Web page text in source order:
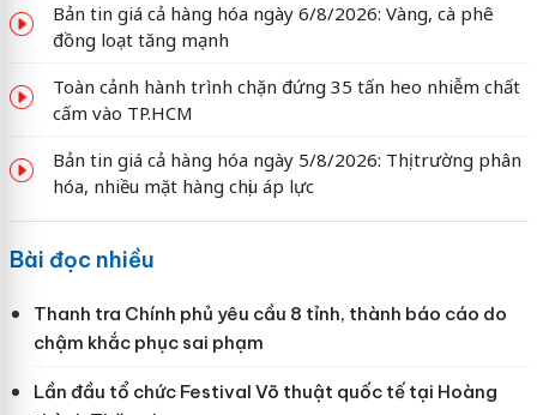
Bản tin giá cả hàng hóa ngày 6/8/2026: Vàng, cà phê
đồng loạt tăng mạnh
Toàn cảnh hành trình chặn đứng 35 tấn heo nhiễm chất
cấm vào TP.HCM
Bản tin giá cả hàng hóa ngày 5/8/2026: Thị trường phân
hóa, nhiều mặt hàng chịu áp lực
Bài đọc nhiều
Thanh tra Chính phủ yêu cầu 8 tỉnh, thành báo cáo do
chậm khắc phục sai phạm
Lần đầu tổ chức Festival Võ thuật quốc tế tại Hoàng